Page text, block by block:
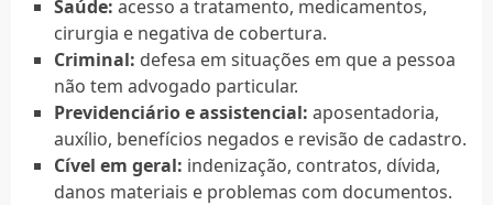
Saúde: acesso a tratamento, medicamentos,
cirurgia e negativa de cobertura.
Criminal: defesa em situações em que a pessoa
não tem advogado particular.
Previdenciário e assistencial: aposentadoria,
auxílio, benefícios negados e revisão de cadastro.
Cível em geral: indenização, contratos, dívida,
danos materiais e problemas com documentos.